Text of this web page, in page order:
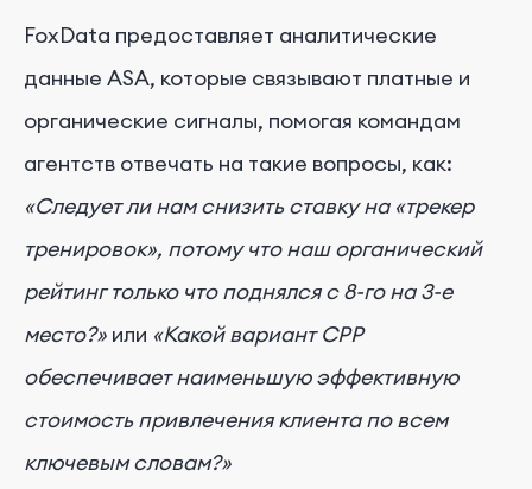
FoxData предоставляет аналитические
данные ASA, которые связывают платные и
органические сигналы, помогая командам
агентств отвечать на такие вопросы, как:
«Следует ли нам снизить ставку на «трекер
тренировок», потому что наш органический
рейтинг только что поднялся с 8-го на 3-е
место?» или «Какой вариант CPP
обеспечивает наименьшую эффективную
стоимость привлечения клиента по всем
ключевым словам?»